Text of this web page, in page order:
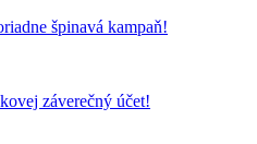
špinavá kampaň!
záverečný účet!